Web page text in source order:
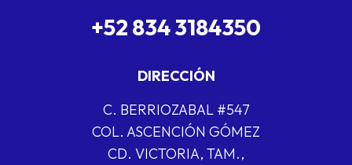
+52 834 3184350
DIRECCIÓN
C. BERRIOZABAL #547
COL. ASCENCIÓN GÓMEZ
CD. VICTORIA, TAM.,